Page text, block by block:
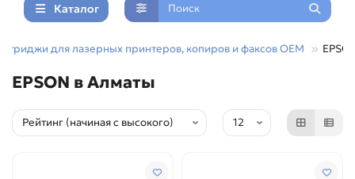
Каталог
для лазерных принтеров, копиров и факсов OEM
EPSON в Алматы